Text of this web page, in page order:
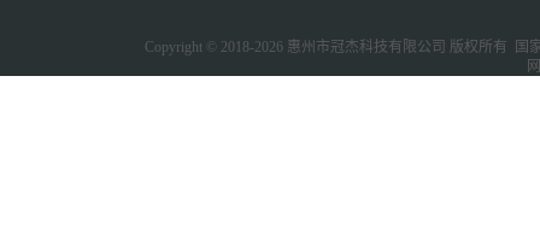
Copyright © 2018-2026 惠州市冠杰科技有限公司
版权所有 国